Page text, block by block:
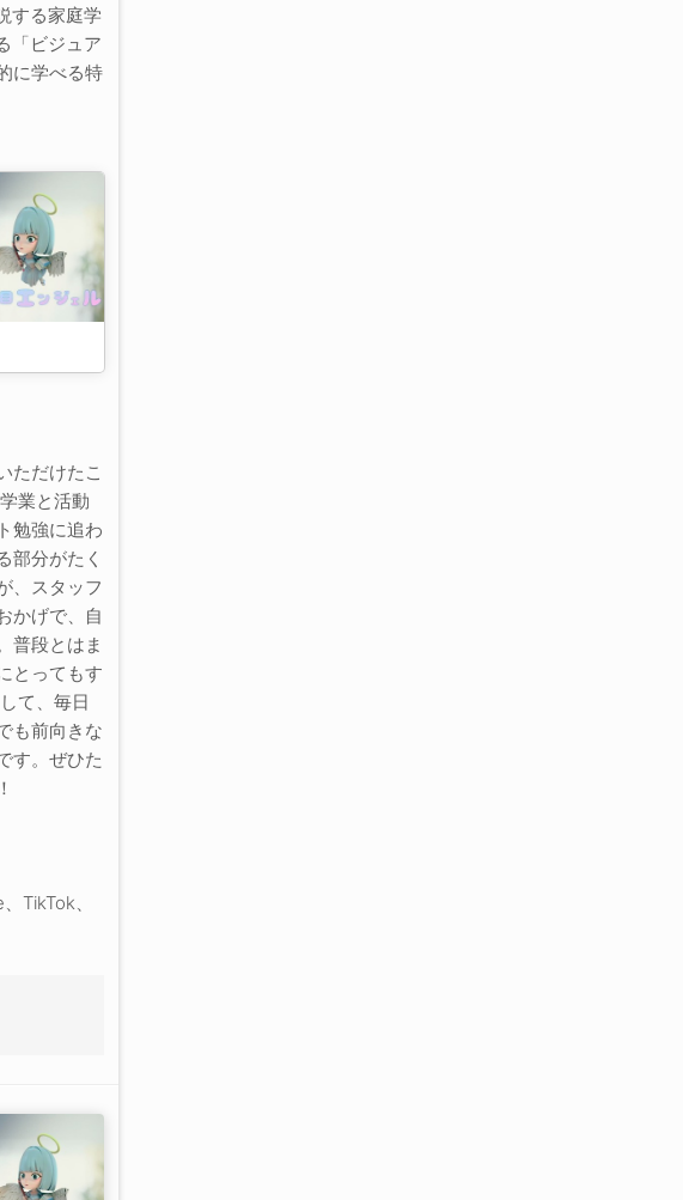
する家庭学
「ビジュア
に学べる特
ただけたこ
業と活動
勉強に追わ
部分がたく
、スタッフ
かげで、自
普段とはま
とってもす
て、毎日
も前向きな
す。ぜひた
TikTok、